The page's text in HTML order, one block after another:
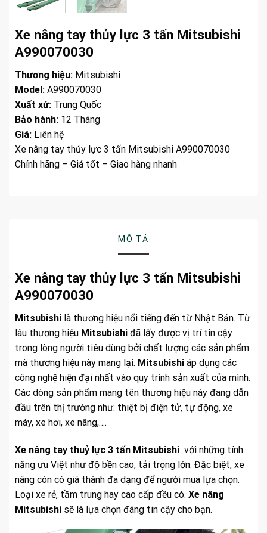
Xe nâng tay thủy lực 3 tấn Mitsubishi
A990070030
Thương hiệu: Mitsubishi
Model: A990070030
Xuất xứ: Trung Quốc
Bảo hành: 12 Tháng
Giá: Liên hệ
Xe nâng tay thủy lực 3 tấn Mitsubishi A990070030
Chính hãng – Giá tốt – Giao hàng nhanh
MÔ TẢ
Xe nâng tay thủy lực 3 tấn Mitsubishi
A990070030
Mitsubishilà thương hiệu nổi tiếng đến từ Nhật Bản. Từ
lâu thương hiệu Mitsubishiđã lấy được vị trí tin cậy
trong lòng người tiêu dùng bởi chất lượng các sản phẩm
mà thương hiệu này mang lại. Mitsubishiáp dụng các
công nghệ hiện đại nhất vào quy trình sản xuất của mình.
Các dòng sản phẩm mang tên thương hiệu này đang dẫn
đầu trên thị trường như: thiệt bị điện tử, tự động, xe
máy, xe hơi, xe nâng,….
Xe nâng tay thuỷ lực 3 tấn Mitsubishi với những tính
năng ưu Việt như độ bền cao, tải trọng lớn. Đặc biệt, xe
nâng còn có giá thành đa dạng để người mua lựa chọn.
Loại xe rẻ, tầm trung hay cao cấp đều có. Xe nâng
Mitsubishisẽ là lựa chọn đáng tin cậy cho bạn.